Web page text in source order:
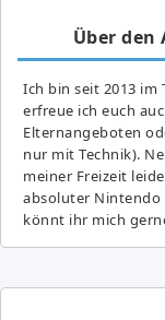
Über den
Ich bin seit 2013 im
erfreue ich euch
Elternangeboten
nur mit Technik).
meiner Freizeit
absoluter Nintendo
könnt ihr mich